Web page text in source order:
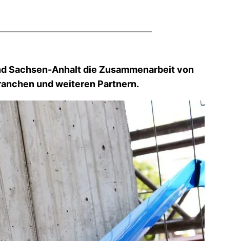
Sachsen-Anhalt die Zusammenarbeit von
und weiteren Partnern.